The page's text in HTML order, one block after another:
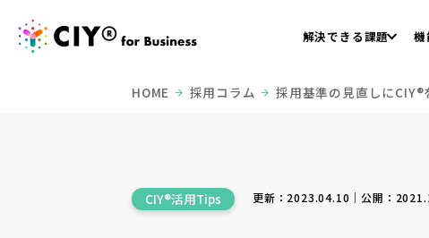
解決できる課題 機
HOME 採用コラム 採用基準の見直しにCIY®
CIY®活用Tips 更新：2023.04.10｜公開：